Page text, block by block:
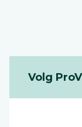
Volg